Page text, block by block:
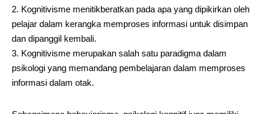
Kognitivisme menitikberatkan pada apa yang dipikirkan oleh
pelajar dalam kerangka memproses informasi untuk disimpan
dan dipanggil kembali.
Kognitivisme merupakan salah satu paradigma dalam
psikologi yang memandang pembelajaran dalam memproses
informasi dalam otak.